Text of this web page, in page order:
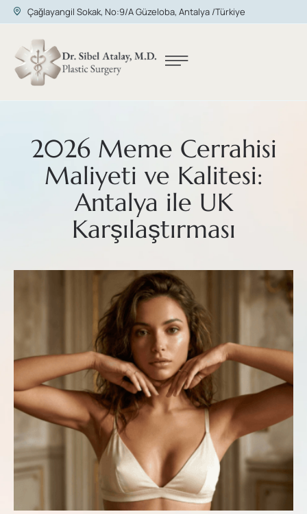
Çağlayangil Sokak, No:9/A Güzeloba, Antalya /Türkiye
2026 Meme Cerrahisi
Maliyeti ve Kalitesi:
Antalya ile UK
Karşılaştırması